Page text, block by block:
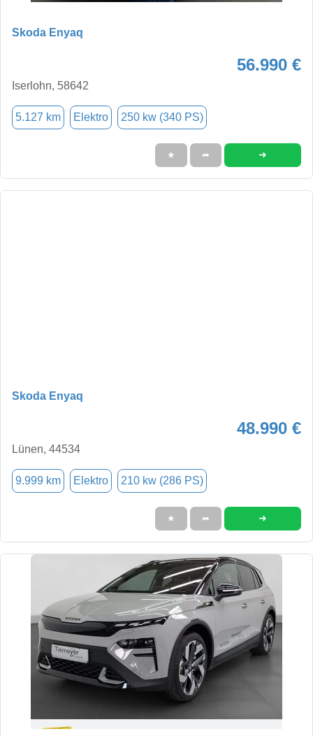
Skoda Enyaq
56.990 €
Iserlohn, 58642
5.127 km Elektro 250 kw (340 PS)
★ ➦ ➜
Skoda Enyaq
48.990 €
Lünen, 44534
9.999 km Elektro 210 kw (286 PS)
★ ➦ ➜